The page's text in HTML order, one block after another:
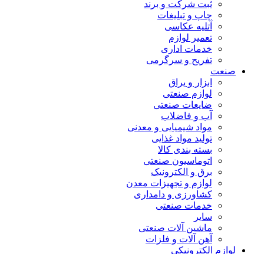
ثبت شرکت و برند
چاپ و تبلیغات
آتلیه عکاسی
تعمیر لوازم
خدمات اداری
تفریح و سرگرمی
صنعت
ابزار و یراق
لوازم صنعتی
ضایعات صنعتی
آب و فاضلاب
مواد شیمیایی و معدنی
تولید مواد غذایی
بسته بندی کالا
اتوماسیون صنعتی
برق و الکترونیک
لوازم و تجهیزات معدن
کشاورزی و دامداری
خدمات صنعتی
سایر
ماشین آلات صنعتی
آهن آلات و فلزات
لوازم الکترونیکی